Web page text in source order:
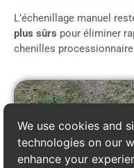
L’échenillage manuel
plus sûrs pour éliminer
chenilles
We use cookies and
technologies on our
enhance your